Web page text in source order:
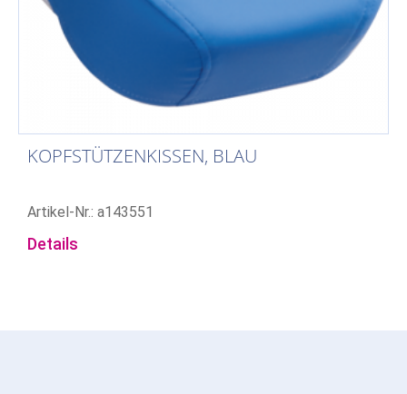
KOPFSTÜTZENKISSEN, BLAU
Artikel-Nr.: a143551
Details